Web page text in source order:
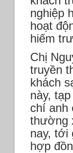
nghiệp
hoạt
hiếm
Chị
truyền
khách
này,
chí anh
thường
nay, tới
hợp